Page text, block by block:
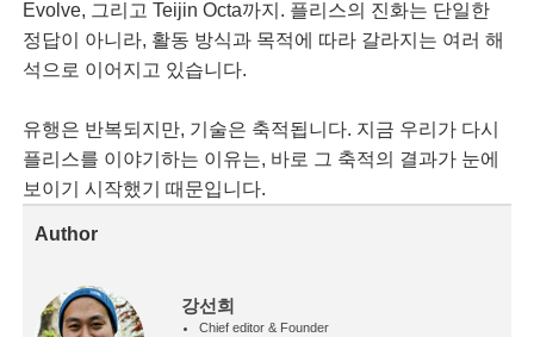
Evolve, 그리고 Teijin Octa까지. 플리스의 진화는 단일한
정답이 아니라, 활동 방식과 목적에 따라 갈라지는 여러 해
석으로 이어지고 있습니다.
유행은 반복되지만, 기술은 축적됩니다. 지금 우리가 다시
플리스를 이야기하는 이유는, 바로 그 축적의 결과가 눈에
보이기 시작했기 때문입니다.
Author
강선희
Chief editor & Founder